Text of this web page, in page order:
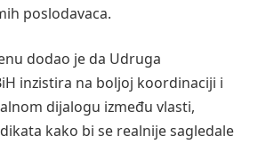
poslodavaca.
dodao je da Udruga
inzistira na boljoj koordinaciji i
dijalogu između vlasti,
kako bi se realnije sagledale